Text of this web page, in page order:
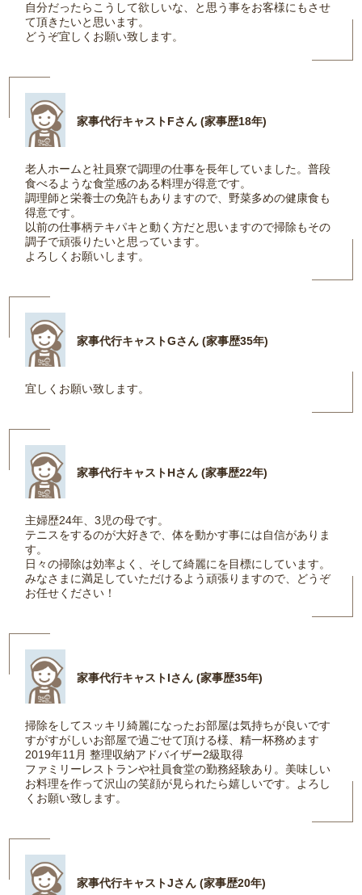
自分だったらこうして欲しいな、と思う事をお客様にもさせ
て頂きたいと思います。
どうぞ宜しくお願い致します。
家事代行キャストFさん (家事歴18年)
老人ホームと社員寮で調理の仕事を長年していました。普段
食べるような食堂感のある料理が得意です。
調理師と栄養士の免許もありますので、野菜多めの健康食も
得意です。
以前の仕事柄テキパキと動く方だと思いますので掃除もその
調子で頑張りたいと思っています。
よろしくお願いします。
家事代行キャストGさん (家事歴35年)
宜しくお願い致します。
家事代行キャストHさん (家事歴22年)
主婦歴24年、3児の母です。
テニスをするのが大好きで、体を動かす事には自信がありま
す。
日々の掃除は効率よく、そして綺麗にを目標にしています。
みなさまに満足していただけるよう頑張りますので、どうぞ
お任せください！
家事代行キャストIさん (家事歴35年)
掃除をしてスッキリ綺麗になったお部屋は気持ちが良いです
すがすがしいお部屋で過ごせて頂ける様、精一杯務めます
2019年11月 整理収納アドバイザー2級取得
ファミリーレストランや社員食堂の勤務経験あり。美味しい
お料理を作って沢山の笑顔が見られたら嬉しいです。よろし
くお願い致します。
家事代行キャストJさん (家事歴20年)